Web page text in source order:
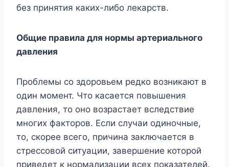
без принятия каких-либо лекарств.
Общие правила для нормы артериального
давления
Проблемы со здоровьем редко возникают в
один момент. Что касается повышения
давления, то оно возрастает вследствие
многих факторов. Если случаи одиночные,
то, скорее всего, причина заключается в
стрессовой ситуации, завершение которой
приведет к нормализации всех показателей.